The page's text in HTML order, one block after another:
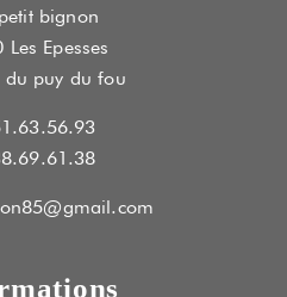
bignon
Les Epesses
puy du fou